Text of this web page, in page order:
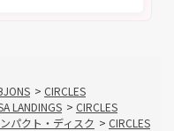
> CIRCLES
LANDINGS > CIRCLES
パクト・ディスク > CIRCLES